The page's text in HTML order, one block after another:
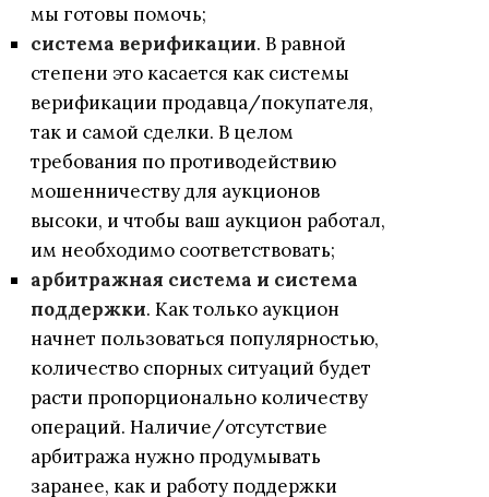
мы готовы помочь;
система верификации. В равной
степени это касается как системы
верификации продавца/покупателя,
так и самой сделки. В целом
требования по противодействию
мошенничеству для аукционов
высоки, и чтобы ваш аукцион работал,
им необходимо соответствовать;
арбитражная система и система
поддержки. Как только аукцион
начнет пользоваться популярностью,
количество спорных ситуаций будет
расти пропорционально количеству
операций. Наличие/отсутствие
арбитража нужно продумывать
заранее, как и работу поддержки